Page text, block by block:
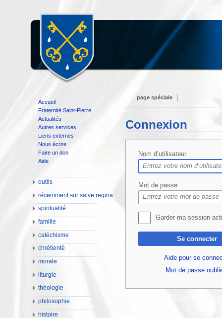
Connexion
Nom d’utilisateur
Mot de passe
Garder ma session
Se connecter
Aide pour se
Mot de passe
page spéciale
Accueil
Fraternité Saint-Pierre
Actualités
Autres services
Liens externes
Nous écrire
Faire un don
Aide
outils
récemment sur salve regina
spiritualité
famille
catéchisme
chrétienté
morale
liturgie
théologie
philosophie
histoire